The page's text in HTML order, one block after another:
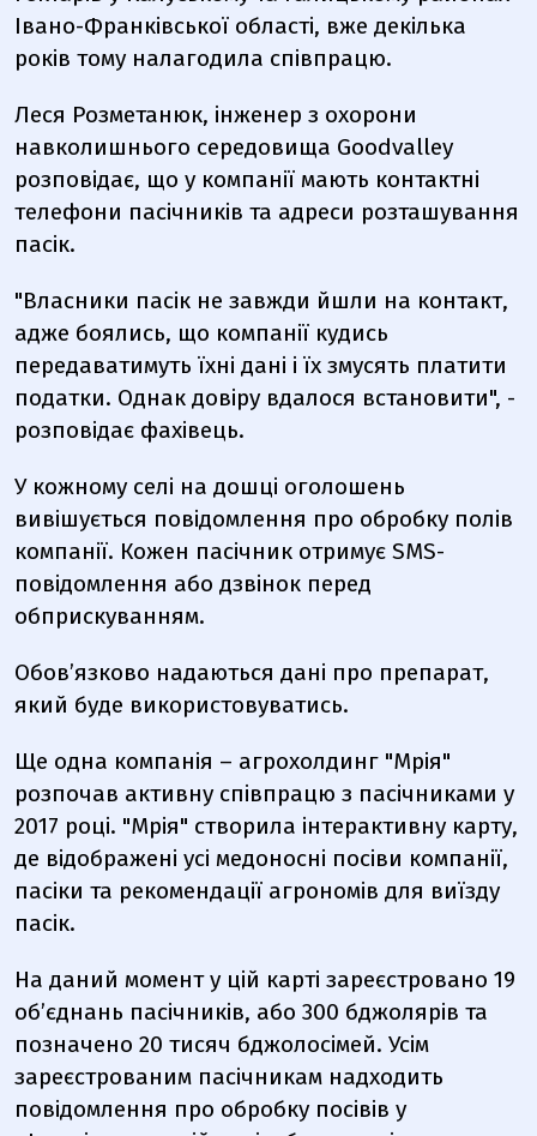
Івано-Франківської області, вже декілька
років тому налагодила співпрацю.
Леся Розметанюк, інженер з охорони
навколишнього середовища Goodvalley
розповідає, що у компанії мають контактні
телефони пасічників та адреси розташування
пасік.
"Власники пасік не завжди йшли на контакт,
адже боялись, що компанії кудись
передаватимуть їхні дані і їх змусять платити
податки. Однак довіру вдалося встановити", -
розповідає фахівець.
У кожному селі на дошці оголошень
вивішується повідомлення про обробку полів
компанії. Кожен пасічник отримує SMS-
повідомлення або дзвінок перед
обприскуванням.
Обов’язково надаються дані про препарат,
який буде використовуватись.
Ще одна компанія – агрохолдинг "Мрія"
розпочав активну співпрацю з пасічниками у
2017 році. "Мрія" створила інтерактивну карту,
де відображені усі медоносні посіви компанії,
пасіки та рекомендації агрономів для виїзду
пасік.
На даний момент у цій карті зареєстровано 19
об’єднань пасічників, або 300 бджолярів та
позначено 20 тисяч бджолосімей. Усім
зареєстрованим пасічникам надходить
повідомлення про обробку посівів у